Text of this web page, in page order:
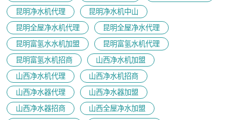
昆明净水机代理
昆明净水机中山
昆明全屋净水机代理
昆明全屋净水代理
昆明富氢水水机加盟
昆明富氢水机代理
昆明富氢水机招商
山西净水机加盟
山西净水机代理
山西净水机招商
山西净水器代理
山西净水器加盟
山西净水器招商
山西全屋净水加盟